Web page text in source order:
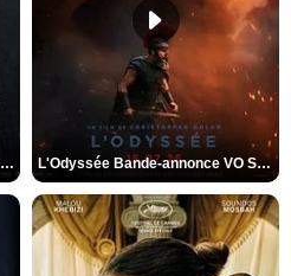
Spider-Man: Brand New Day Bande-annonce VO STFR L'Odyssée Bande-annonce VO STFR